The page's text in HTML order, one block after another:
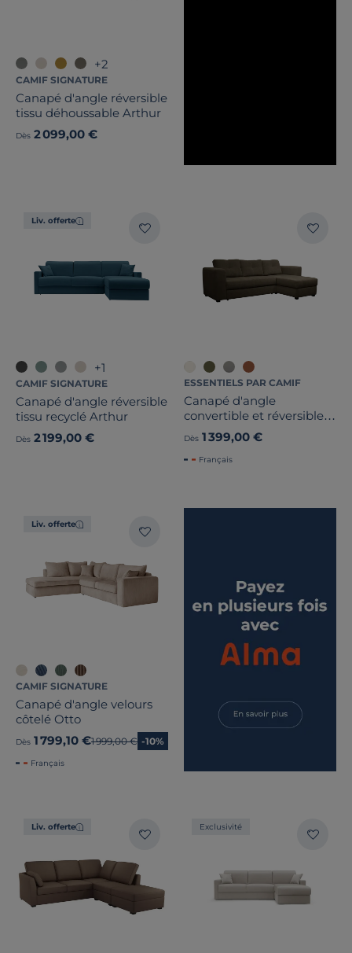
+2
CAMIF SIGNATURE
Canapé d'angle réversible
tissu déhoussable Arthur
Dès 2 099,00 €
Liv. offerte
+1
CAMIF SIGNATURE
Canapé d'angle réversible
tissu recyclé Arthur
Dès 2 199,00 €
ESSENTIELS PAR CAMIF
Canapé d'angle
convertible et réversible
tissu Pyram
Dès 1 399,00 €
Français
Liv. offerte
CAMIF SIGNATURE
Canapé d'angle velours
côtelé Otto
Dès 1 799,10 €Ancien prix
1 999,00 € -10%
Français
Liv. offerte Exclusivité